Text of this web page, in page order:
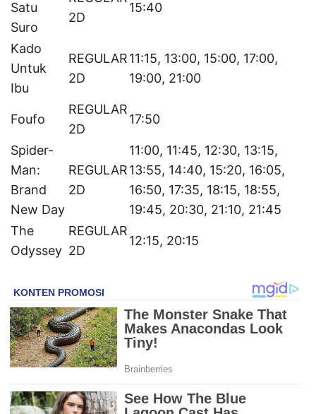
Satu
Suro
2D
15:40
Kado
Untuk
Ibu
REGULAR
2D
11:15, 13:00, 15:00, 17:00,
19:00, 21:00
Foufo
REGULAR
2D
17:50
Spider-
Man:
Brand
New Day
REGULAR
2D
11:00, 11:45, 12:30, 13:15,
13:55, 14:40, 15:20, 16:05,
16:50, 17:35, 18:15, 18:55,
19:45, 20:30, 21:10, 21:45
The
Odyssey
REGULAR
2D
12:15, 20:15